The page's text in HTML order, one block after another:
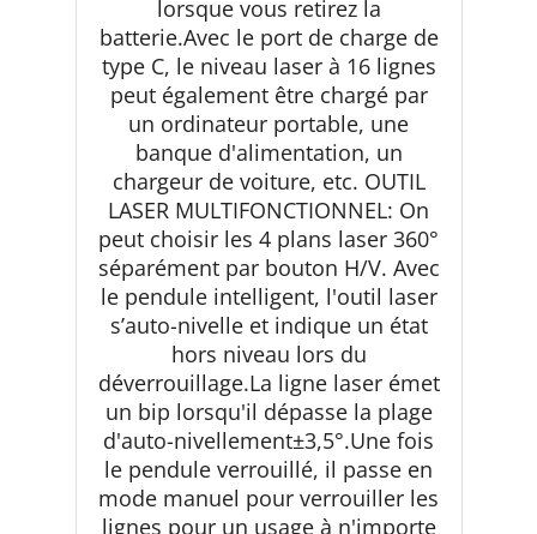
lorsque vous retirez la
batterie.Avec le port de charge de
type C, le niveau laser à 16 lignes
peut également être chargé par
un ordinateur portable, une
banque d'alimentation, un
chargeur de voiture, etc. OUTIL
LASER MULTIFONCTIONNEL: On
peut choisir les 4 plans laser 360°
séparément par bouton H/V. Avec
le pendule intelligent, l'outil laser
s’auto-nivelle et indique un état
hors niveau lors du
déverrouillage.La ligne laser émet
un bip lorsqu'il dépasse la plage
d'auto-nivellement±3,5°.Une fois
le pendule verrouillé, il passe en
mode manuel pour verrouiller les
lignes pour un usage à n'importe